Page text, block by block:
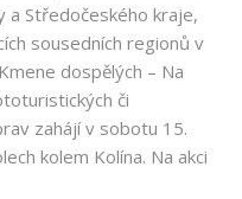
a Středočeského kraje,
sousedních regionů v
dospělých – Na
či
zahájí v sobotu 15.
kolem Kolína. Na akci